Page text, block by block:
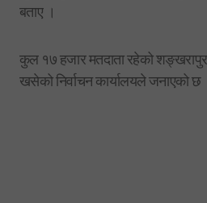
बताए ।
कुल १७ हजार मतदाता रहेको
खसेको निर्वाचन कार्यालयले जनाएको छ